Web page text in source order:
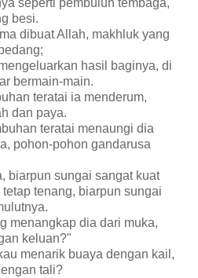
besi.
dibuat Allah, makhluk yang
hasil baginya, di
bermain-main.
teratai ia menderum,
dan paya.
teratai menaungi dia
pohon-pohon gandarusa
biarpun sungai sangat kuat
tenang, biarpun sungai
menangkap dia dari muka,
keluan?"
menarik buaya dengan kail,
tali?